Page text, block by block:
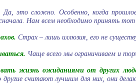
Да, это сложно. Особенно, когда
Нам всем необходимо принять
Страх – лишь иллюзия, его не
Чаще всего мы ограничиваем и
жизнь ожиданиями от других
считают лучшим для них, они